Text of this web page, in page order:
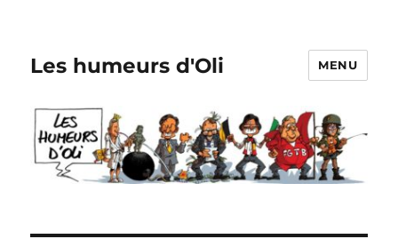
Les humeurs d'Oli MENU